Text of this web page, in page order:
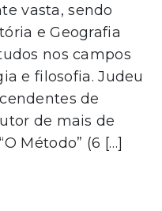
vasta, sendo
e Geografia
nos campos
e filosofia. Judeu
de
de mais de
Método” (6 […]